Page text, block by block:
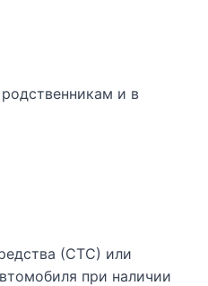
и в
(СТС) или
при наличии